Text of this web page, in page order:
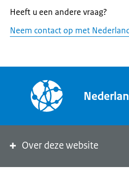
Heeft u een andere vraag?
Neem contact op met
Over deze website